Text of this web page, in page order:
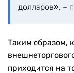
долларов», –
Таким образом,
приходится на